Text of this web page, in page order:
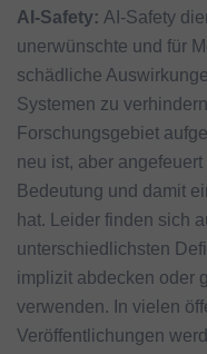
AI-Safety: AI-Safety
unerwünschte und für
schädliche
Systemen zu
Forschungsgebiet
neu ist, aber
Bedeutung und damit
hat. Leider finden sich
unterschiedlichsten
implizit abdecken oder
verwenden. In vielen
Veröffentlichungen